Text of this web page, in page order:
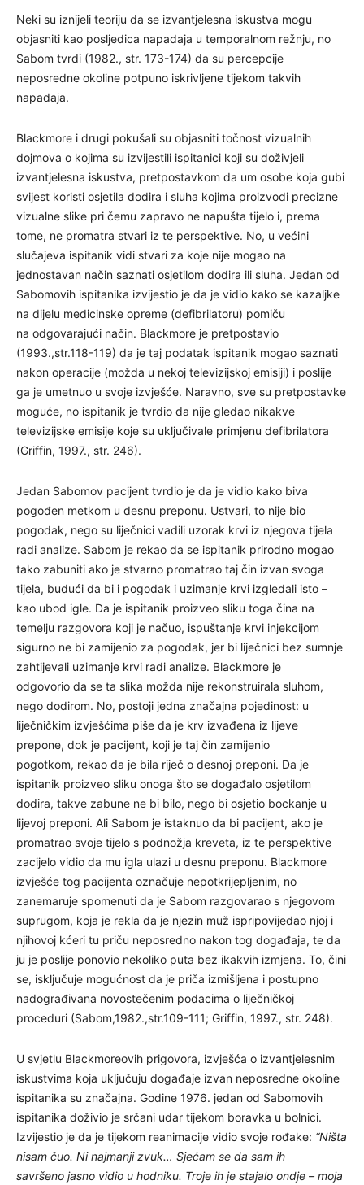
Neki su iznijeli teoriju da se izvantjelesna iskustva mogu
objasniti kao posljedica napadaja u temporalnom režnju, no
Sabom tvrdi (1982., str. 173-174) da su percepcije
neposredne okoline potpuno iskrivljene tijekom takvih
napadaja.
Blackmore i drugi pokušali su objasniti točnost vizualnih
dojmova o kojima su izvijestili ispitanici koji su doživjeli
izvantjelesna iskustva, pretpostavkom da um osobe koja gubi
svijest koristi osjetila dodira i sluha kojima proizvodi precizne
vizualne slike pri čemu zapravo ne napušta tijelo i, prema
tome, ne promatra stvari iz te perspektive. No, u većini
slučajeva ispitanik vidi stvari za koje nije mogao na
jednostavan način saznati osjetilom dodira ili sluha. Jedan od
Sabomovih ispitanika izvijestio je da je vidio kako se kazaljke
na dijelu medicinske opreme (defibrilatoru) pomiču
na odgovarajući način. Blackmore je pretpostavio
(1993.,str.118-119) da je taj podatak ispitanik mogao saznati
nakon operacije (možda u nekoj televizijskoj emisiji) i poslije
ga je umetnuo u svoje izvješće. Naravno, sve su pretpostavke
moguće, no ispitanik je tvrdio da nije gledao nikakve
televizijske emisije koje su uključivale primjenu defibrilatora
(Griffin, 1997., str. 246).
Jedan Sabomov pacijent tvrdio je da je vidio kako biva
pogođen metkom u desnu preponu. Ustvari, to nije bio
pogodak, nego su liječnici vadili uzorak krvi iz njegova tijela
radi analize. Sabom je rekao da se ispitanik prirodno mogao
tako zabuniti ako je stvarno promatrao taj čin izvan svoga
tijela, budući da bi i pogodak i uzimanje krvi izgledali isto –
kao ubod igle. Da je ispitanik proizveo sliku toga čina na
temelju razgovora koji je načuo, ispuštanje krvi injekcijom
sigurno ne bi zamijenio za pogodak, jer bi liječnici bez sumnje
zahtijevali uzimanje krvi radi analize. Blackmore je
odgovorio da se ta slika možda nije rekonstruirala sluhom,
nego dodirom. No, postoji jedna značajna pojedinost: u
liječničkim izvješćima piše da je krv izvađena iz lijeve
prepone, dok je pacijent, koji je taj čin zamijenio
pogotkom, rekao da je bila riječ o desnoj preponi. Da je
ispitanik proizveo sliku onoga što se događalo osjetilom
dodira, takve zabune ne bi bilo, nego bi osjetio bockanje u
lijevoj preponi. Ali Sabom je istaknuo da bi pacijent, ako je
promatrao svoje tijelo s podnožja kreveta, iz te perspektive
zacijelo vidio da mu igla ulazi u desnu preponu. Blackmore
izvješće tog pacijenta označuje nepotkrijepljenim, no
zanemaruje spomenuti da je Sabom razgovarao s njegovom
suprugom, koja je rekla da je njezin muž ispripovijedao njoj i
njihovoj kćeri tu priču neposredno nakon tog događaja, te da
ju je poslije ponovio nekoliko puta bez ikakvih izmjena. To, čini
se, isključuje mogućnost da je priča izmišljena i postupno
nadograđivana novostečenim podacima o liječničkoj
proceduri (Sabom,1982.,str.109-111; Griffin, 1997., str. 248).
U svjetlu Blackmoreovih prigovora, izvješća o izvantjelesnim
iskustvima koja uključuju događaje izvan neposredne okoline
ispitanika su značajna. Godine 1976. jedan od Sabomovih
ispitanika doživio je srčani udar tijekom boravka u bolnici.
Izvijestio je da je tijekom reanimacije vidio svoje rođake: “Ništa
nisam čuo. Ni najmanji zvuk… Sjećam se da sam ih
savršeno jasno vidio u hodniku. Troje ih je stajalo ondje – moja